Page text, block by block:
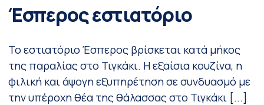
Έσπερος εστιατόριο
Το εστιατόριο Έσπερος βρίσκεται κατά μήκος
της παραλίας στο Τιγκάκι. Η εξαίσια κουζίνα, η
φιλική και άψογη εξυπηρέτηση σε συνδυασμό με
την υπέροχη θέα της θάλασσας στο Τιγκάκι [...]